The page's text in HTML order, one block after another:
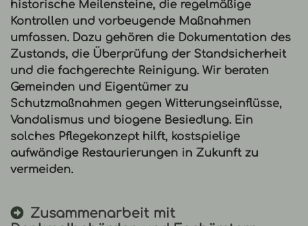
historische Meilensteine, die regelmäßige
Kontrollen und vorbeugende Maßnahmen
umfassen. Dazu gehören die Dokumentation des
Zustands, die Überprüfung der Standsicherheit
und die fachgerechte Reinigung. Wir beraten
Gemeinden und Eigentümer zu
Schutzmaßnahmen gegen Witterungseinflüsse,
Vandalismus und biogene Besiedlung. Ein
solches Pflegekonzepthilft, kostspielige
aufwändige Restaurierungen in Zukunft zu
vermeiden.
Zusammenarbeit mit